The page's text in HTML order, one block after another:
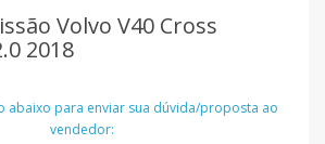
Volvo V40 Cross
2018
abaixo para enviar sua dúvida/proposta ao
vendedor: